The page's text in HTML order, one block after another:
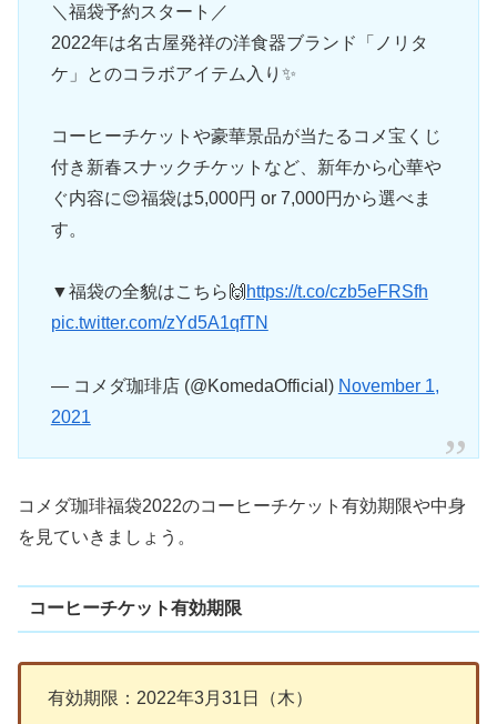
＼福袋予約スタート／
2022年は名古屋発祥の洋食器ブランド「ノリタ
ケ」とのコラボアイテム入り✨
コーヒーチケットや豪華景品が当たるコメ宝くじ
付き新春スナックチケットなど、新年から心華や
ぐ内容に😌福袋は5,000円 or 7,000円から選べま
す。
▼福袋の全貌はこちら🙌 https://t.co/czb5eFRSfh
pic.twitter.com/zYd5A1qfTN
— コメダ珈琲店 (@KomedaOfficial) November 1,
2021
コメダ珈琲福袋2022のコーヒーチケット有効期限や中身
を見ていきましょう。
コーヒーチケット有効期限
有効期限：2022年3月31日（木）